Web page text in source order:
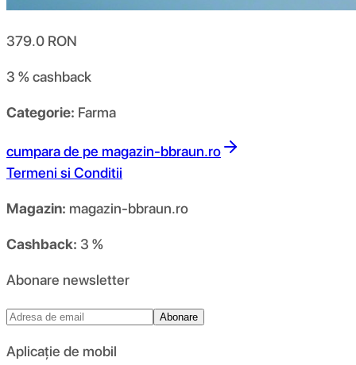
379.0 RON
3 %cashback
Categorie: Farma
cumpara de pe magazin-bbraun.ro
Termeni si Conditii
Magazin: magazin-bbraun.ro
Cashback: 3 %
Abonare newsletter
Abonare
Aplicație de mobil